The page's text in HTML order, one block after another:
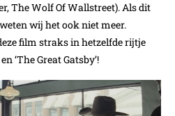
The Wolf Of Wallstreet). Als dit
wij het ook niet meer.
film straks in hetzelfde rijtje
‘The Great Gatsby’!